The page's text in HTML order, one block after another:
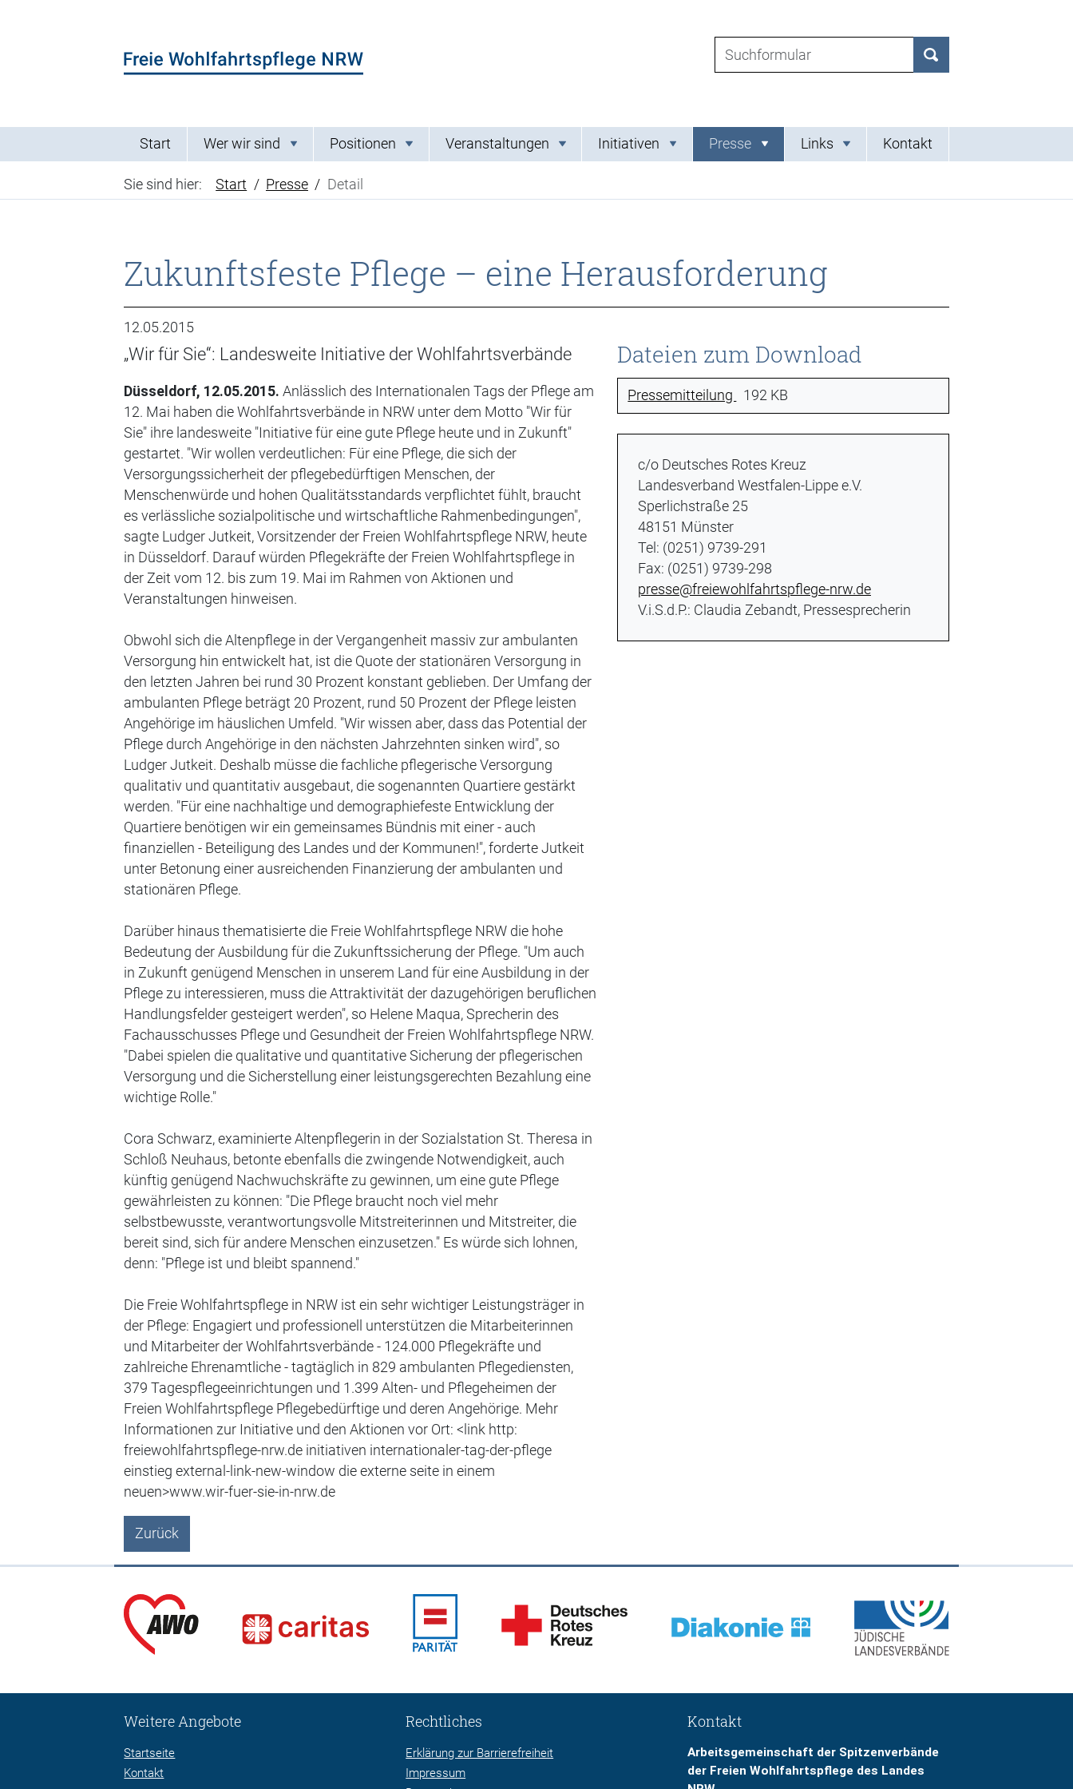
Suchen nach:
Suchen
Start Wer wir sind Positionen Veranstaltungen Initiativen Presse Links Kontakt
Sie sind hier: Start Presse Detail
Zukunftsfeste Pflege – eine Herausforderung
12.05.2015
„Wir für Sie“: Landesweite Initiative der Wohlfahrtsverbände
Düsseldorf, 12.05.2015. Anlässlich des Internationalen Tags der Pflege am
12. Mai haben die Wohlfahrtsverbände in NRW unter dem Motto "Wir für
Sie" ihre landesweite "Initiative für eine gute Pflege heute und in Zukunft"
gestartet. "Wir wollen verdeutlichen: Für eine Pflege, die sich der
Versorgungssicherheit der pflegebedürftigen Menschen, der
Menschenwürde und hohen Qualitätsstandards verpflichtet fühlt, braucht
es verlässliche sozialpolitische und wirtschaftliche Rahmenbedingungen",
sagte Ludger Jutkeit, Vorsitzender der Freien Wohlfahrtspflege NRW, heute
in Düsseldorf. Darauf würden Pflegekräfte der Freien Wohlfahrtspflege in
der Zeit vom 12. bis zum 19. Mai im Rahmen von Aktionen und
Veranstaltungen hinweisen.
Obwohl sich die Altenpflege in der Vergangenheit massiv zur ambulanten
Versorgung hin entwickelt hat, ist die Quote der stationären Versorgung in
den letzten Jahren bei rund 30 Prozent konstant geblieben. Der Umfang der
ambulanten Pflege beträgt 20 Prozent, rund 50 Prozent der Pflege leisten
Angehörige im häuslichen Umfeld. "Wir wissen aber, dass das Potential der
Pflege durch Angehörige in den nächsten Jahrzehnten sinken wird", so
Ludger Jutkeit. Deshalb müsse die fachliche pflegerische Versorgung
qualitativ und quantitativ ausgebaut, die sogenannten Quartiere gestärkt
werden. "Für eine nachhaltige und demographiefeste Entwicklung der
Quartiere benötigen wir ein gemeinsames Bündnis mit einer - auch
finanziellen - Beteiligung des Landes und der Kommunen!", forderte Jutkeit
unter Betonung einer ausreichenden Finanzierung der ambulanten und
stationären Pflege.
Darüber hinaus thematisierte die Freie Wohlfahrtspflege NRW die hohe
Bedeutung der Ausbildung für die Zukunftssicherung der Pflege. "Um auch
in Zukunft genügend Menschen in unserem Land für eine Ausbildung in der
Pflege zu interessieren, muss die Attraktivität der dazugehörigen beruflichen
Handlungsfelder gesteigert werden", so Helene Maqua, Sprecherin des
Fachausschusses Pflege und Gesundheit der Freien Wohlfahrtspflege NRW.
"Dabei spielen die qualitative und quantitative Sicherung der pflegerischen
Versorgung und die Sicherstellung einer leistungsgerechten Bezahlung eine
wichtige Rolle."
Cora Schwarz, examinierte Altenpflegerin in der Sozialstation St. Theresa in
Schloß Neuhaus, betonte ebenfalls die zwingende Notwendigkeit, auch
künftig genügend Nachwuchskräfte zu gewinnen, um eine gute Pflege
gewährleisten zu können: "Die Pflege braucht noch viel mehr
selbstbewusste, verantwortungsvolle Mitstreiterinnen und Mitstreiter, die
bereit sind, sich für andere Menschen einzusetzen." Es würde sich lohnen,
denn: "Pflege ist und bleibt spannend."
Die Freie Wohlfahrtspflege in NRW ist ein sehr wichtiger Leistungsträger in
der Pflege: Engagiert und professionell unterstützen die Mitarbeiterinnen
und Mitarbeiter der Wohlfahrtsverbände - 124.000 Pflegekräfte und
zahlreiche Ehrenamtliche - tagtäglich in 829 ambulanten Pflegediensten,
379 Tagespflegeeinrichtungen und 1.399 Alten- und Pflegeheimen der
Freien Wohlfahrtspflege Pflegebedürftige und deren Angehörige. Mehr
Informationen zur Initiative und den Aktionen vor Ort: <link http:
freiewohlfahrtspflege-nrw.de initiativen internationaler-tag-der-pflege
einstieg external-link-new-window die externe seite in einem
neuen>www.wir-fuer-sie-in-nrw.de
Zurück
Dateien zum Download
Pressemitteilung 192 KB
c/o Deutsches Rotes Kreuz
Landesverband Westfalen-Lippe e.V.
Sperlichstraße 25
48151 Münster
Tel: (0251) 9739-291
Fax: (0251) 9739-298
presse@freiewohlfahrtspflege-nrw.de
V.i.S.d.P.: Claudia Zebandt, Pressesprecherin
Weitere Angebote
Startseite
Kontakt
Rechtliches
Erklärung zur Barrierefreiheit
Impressum
Kontakt
Arbeitsgemeinschaft der Spitzenverbände
der Freien Wohlfahrtspflege des Landes